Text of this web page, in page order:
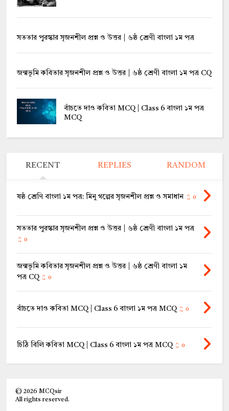
সততার পুরস্কার সৃজনশীল প্রশ্ন ও উত্তর | ৬ষ্ঠ শ্রেণী বাংলা ১ম পত্র
জন্মভূমি কবিতার সৃজনশীল প্রশ্ন ও উত্তর | ৬ষ্ঠ শ্রেণী বাংলা ১ম পত্র CQ
বাঁচতে দাও কবিতা MCQ | Class 6 বাংলা ১ম পত্র
MCQ
RECENT REPLIES RANDOM
ষষ্ঠ শ্রেণি বাংলা ১ম পত্র: মিনু গল্পের সৃজনশীল প্রশ্ন ও সমাধান 0
সততার পুরস্কার সৃজনশীল প্রশ্ন ও উত্তর | ৬ষ্ঠ শ্রেণী বাংলা ১ম পত্র
0
জন্মভূমি কবিতার সৃজনশীল প্রশ্ন ও উত্তর | ৬ষ্ঠ শ্রেণী বাংলা ১ম
পত্র CQ
0
বাঁচতে দাও কবিতা MCQ | Class 6 বাংলা ১ম পত্র MCQ 0
চিঠি বিলি কবিতা MCQ | Class 6 বাংলা ১ম পত্র MCQ 0
©2026 MCQsir
All rights reserved.